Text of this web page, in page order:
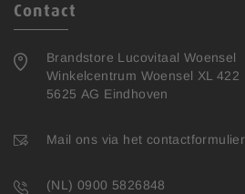
Contact
Brandstore Lucovitaal Woensel
Winkelcentrum Woensel XL 422
5625 AG Eindhoven
Mail ons via het contactformulier
(NL) 0900 5826848